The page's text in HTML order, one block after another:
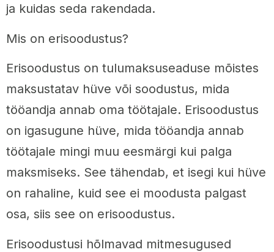
ja kuidas seda rakendada.
Mis on erisoodustus?
Erisoodustus on tulumaksuseaduse mõistes
maksustatav hüve või soodustus, mida
tööandja annab oma töötajale. Erisoodustus
on igasugune hüve, mida tööandja annab
töötajale mingi muu eesmärgi kui palga
maksmiseks. See tähendab, et isegi kui hüve
on rahaline, kuid see ei moodusta palgast
osa, siis see on erisoodustus.
Erisoodustusi hõlmavad mitmesugused